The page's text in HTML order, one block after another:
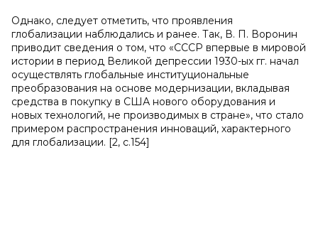
Однако, следует отметить, что проявления
глобализации наблюдались и ранее. Так, В. П. Воронин
приводит сведения о том, что «СССР впервые в мировой
истории в период Великой депрессии 1930-ых гг. начал
осуществлять глобальные институциональные
преобразования на основе модернизации, вкладывая
средства в покупку в США нового оборудования и
новых технологий, не производимых в стране», что стало
примером распространения инноваций, характерного
для глобализации. [2, с.154]